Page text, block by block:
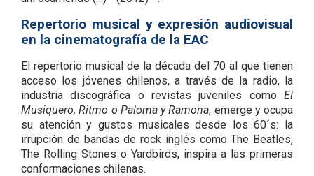
Repertorio musical y expresión audiovisual
en la cinematografía de la EAC
El repertorio musical de la década del 70 al que tienen
acceso los jóvenes chilenos, a través de la radio, la
industria discográfica o revistas juveniles como El
Musiquero, Ritmo o Paloma y Ramona, emerge y ocupa
su atención y gustos musicales desde los 60´s: la
irrupción de bandas de rock inglés como The Beatles,
The Rolling Stones o Yardbirds, inspira a las primeras
conformaciones chilenas.